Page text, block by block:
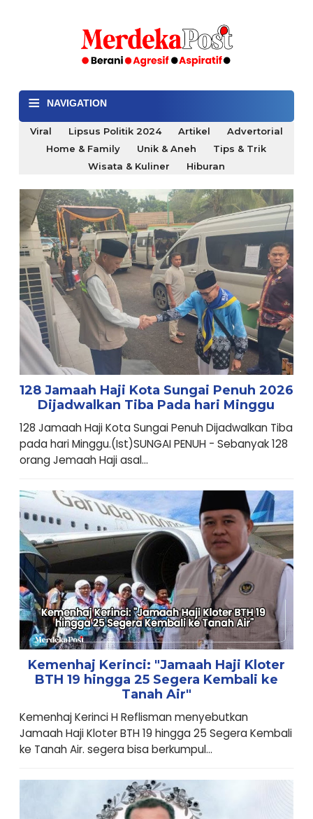
≡ NAVIGATION
Viral Lipsus Politik 2024 Artikel
Advertorial
Home & Family
Unik & Aneh
Tips & Trik
Wisata & Kuliner
Hiburan
128 Jamaah Haji Kota Sungai Penuh 2026
Dijadwalkan Tiba Pada hari Minggu
128 Jamaah Haji Kota Sungai Penuh Dijadwalkan Tiba
pada hari Minggu.(Ist)SUNGAI PENUH - Sebanyak 128
orang Jemaah Haji asal...
Kemenhaj Kerinci: "Jamaah Haji Kloter
BTH 19 hingga 25 Segera Kembali ke
Tanah Air"
Kemenhaj Kerinci H Reflisman menyebutkan
Jamaah Haji Kloter BTH 19 hingga 25 Segera Kembali
ke Tanah Air. segera bisa berkumpul...